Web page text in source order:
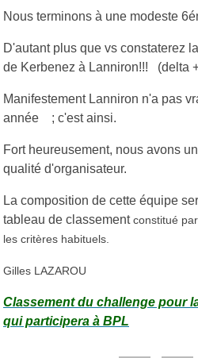
Nous terminons à une modeste
D'autant plus que vs constaterez
de Kerbenez à Lanniron!!! (delta
Manifestement Lanniron n'a pas
année ; c'est ainsi.
Fort heureusement, nous avons
qualité d'organisateur.
La composition de cette équipe
tableau de classementconstitué
les critères habituels.
Gilles LAZAROU
Classement du challenge pour
qui participera à BPL